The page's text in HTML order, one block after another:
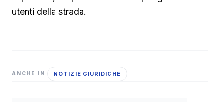
utenti della strada.
ANCHE IN NOTIZIE GIURIDICHE